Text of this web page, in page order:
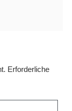
Erforderliche